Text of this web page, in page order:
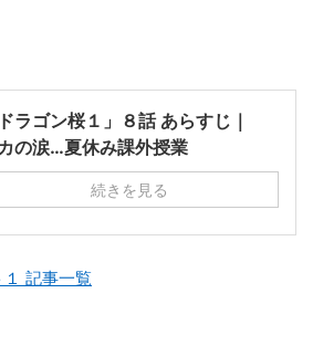
ドラゴン桜１」８話 あらすじ｜
の涙…夏休み課外授業
続きを見る
１ 記事一覧